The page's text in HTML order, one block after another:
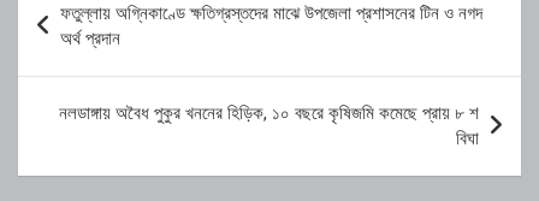
navigation
ফতুল্লায় অগ্নিকাণ্ডে ক্ষতিগ্রস্তদের মাঝে উপজেলা প্রশাসনের টিন ও নগদ
অর্থ প্রদান
নলডাঙ্গায় অবৈধ পুকুর খননের হিড়িক, ১০ বছরে কৃষিজমি কমেছে প্রায় ৮ শ
বিঘা